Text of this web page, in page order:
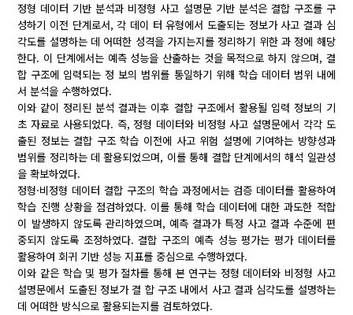
정형 데이터 기반 분석과 비정형 사고 설명문 기반 분석은 결합 구조를 구
성하기 이전 단계로서, 각 데이 터 유형에서 도출되는 정보가 사고 결과 심
각도를 설명하는 데 어떠한 성격을 가지는지를 정리하기 위한 과 정에 해당
한다. 이 단계에서는 예측 성능을 산출하는 것을 목적으로 하지 않으며, 결
합 구조에 입력되는 정 보의 범위를 통일하기 위해 학습 데이터 범위 내에
서 분석을 수행하였다.
이와 같이 정리된 분석 결과는 이후 결합 구조에서 활용될 입력 정보의 기
초 자료로 사용되었다. 즉, 정형 데이터와 비정형 사고 설명문에서 각각 도
출된 정보는 결합 구조 학습 이전에 사고 위험 설명에 기여하는 방향성과
범위를 정리하는 데 활용되었으며, 이를 통해 결합 단계에서의 해석 일관성
을 확보하였다.
정형·비정형 데이터 결합 구조의 학습 과정에서는 검증 데이터를 활용하여
학습 진행 상황을 점검하였다. 이를 통해 학습 데이터에 대한 과도한 적합
이 발생하지 않도록 관리하였으며, 예측 결과가 특정 사고 결과 수준에 편
중되지 않도록 조정하였다. 결합 구조의 예측 성능 평가는 평가 데이터를
활용하여 회귀 기반 성능 지표를 중심으로 수행하였다.
이와 같은 학습 및 평가 절차를 통해 본 연구는 정형 데이터와 비정형 사고
설명문에서 도출된 정보가 결 합 구조 내에서 사고 결과 심각도를 설명하는
데 어떠한 방식으로 활용되는지를 검토하였다.